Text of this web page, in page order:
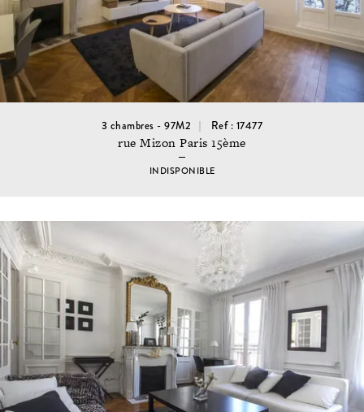
3 chambres - 97M2 Ref : 17477
rue Mizon Paris 15ème
INDISPONIBLE